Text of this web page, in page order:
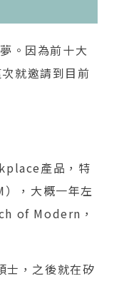
。因為前十大
就邀請到目前
產品，特
，大概一年左
of Modern，
士，之後就在矽